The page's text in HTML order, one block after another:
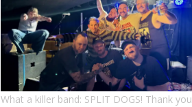
What a killer band: SPLIT DOGS! Thank you